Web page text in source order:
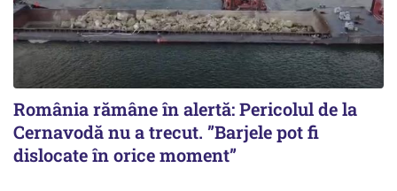
România rămâne în alertă: Pericolul de la
Cernavodă nu a trecut. ”Barjele pot fi
dislocate în orice moment”